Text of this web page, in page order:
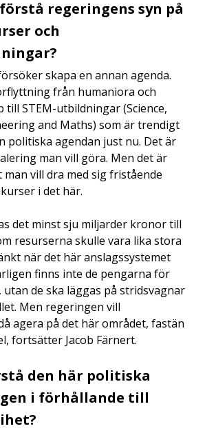
regeringens syn på
och
skapa en annan agenda.
från humaniora och
till STEM-utbildningar (Science,
and Maths) som är trendigt
politiska agendan just nu. Det är
man vill göra. Men det är
vill dra med sig fristående
i det här.
det minst sju miljarder kronor till
resurserna skulle vara lika stora
när det här anslagssystemet
finns inte de pengarna för
de ska läggas på stridsvagnar
Men regeringen vill
agera på det här området, fastän
fortsätter Jacob Färnert.
den här politiska
i förhållande till